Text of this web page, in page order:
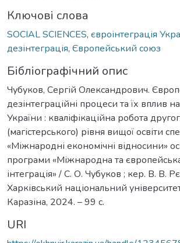
Ключові слова
SOCIAL SCIENCES, євроінтеграція
дезінтеграція, Європейський союз
Бібліографічний опис
Чубуков, Сергій Олександрович.
дезінтеграційні процеси та їх вплив
України : кваліфікаційна робота
(магістерського) рівня вищої освіти
«Міжнародні економічні відносини»
програми «Міжнародна та
інтеграція» / С. О. Чубуков ; кер. В. В.
Харківський національний
Каразіна, 2024. – 99 с.
URI